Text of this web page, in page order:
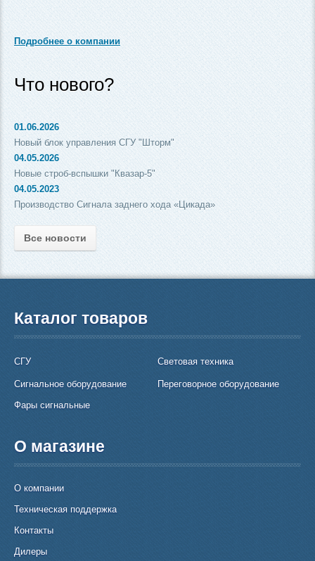
Подробнее о компании
Что нового?
01.06.2026
Новый блок управления СГУ "Шторм"
04.05.2026
Новые строб-вспышки "Квазар-5"
04.05.2023
Производство Сигнала заднего хода «Цикада»
Все новости
Каталог товаров
СГУ Световая техника
Сигнальное оборудование
Переговорное оборудование
Фары сигнальные
О магазине
О компании
Техническая поддержка
Контакты
Дилеры